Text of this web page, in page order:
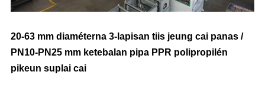
20-63 mm diaméterna 3-lapisan tiis jeung cai panas /
PN10-PN25 mm ketebalan pipa PPR polipropilén
pikeun suplai cai